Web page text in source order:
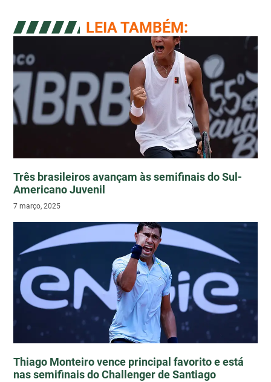
LEIA TAMBÉM:
Três brasileiros avançam às semifinais do Sul-
Americano Juvenil
7 março, 2025
Thiago Monteiro vence principal favorito e está
nas semifinais do Challenger de Santiago